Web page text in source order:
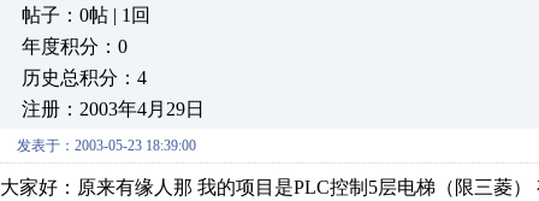
帖子：0帖 | 1回
年度积分：0
历史总积分：4
注册：2003年4月29日
发表于：2003-05-23 18:39:00
大家好：原来有缘人那 我的项目是PLC控制5层电梯（限三菱